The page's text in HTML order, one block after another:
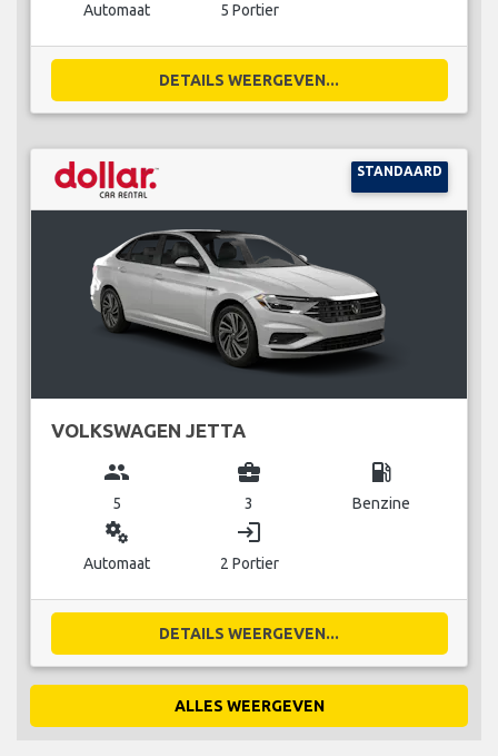
Automaat 5 Portier
DETAILS WEERGEVEN...
STANDAARD
VOLKSWAGEN JETTA
group
5
business_center
3
local_gas_station
Benzine
miscellaneous_services
Automaat
login
2 Portier
DETAILS WEERGEVEN...
ALLES WEERGEVEN